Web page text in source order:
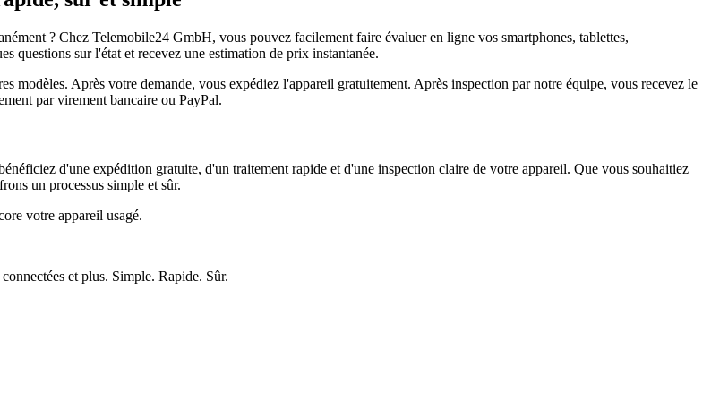
? Chez Telemobile24 GmbH, vous pouvez facilement faire évaluer en ligne vos smartphones, tablettes,
questions sur l'état et recevez une estimation de prix instantanée.
Après votre demande, vous expédiez l'appareil gratuitement. Après inspection par notre équipe, vous recevez le
par virement bancaire ou PayPal.
d'une expédition gratuite, d'un traitement rapide et d'une inspection claire de votre appareil. Que vous souhaitiez
un processus simple et sûr.
votre appareil usagé.
et plus. Simple. Rapide. Sûr.